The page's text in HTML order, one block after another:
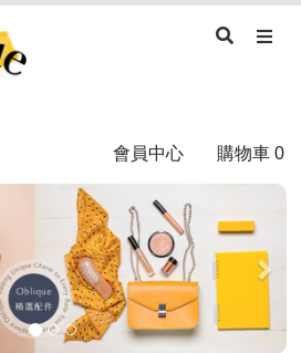
會員中心 購物車 0